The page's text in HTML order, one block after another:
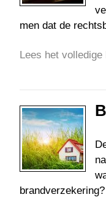
men dat de
Lees het volledige